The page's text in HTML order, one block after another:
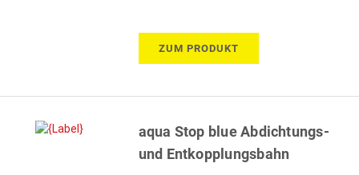
ZUM PRODUKT
aqua Stop blue Abdichtungs-
und Entkopplungsbahn